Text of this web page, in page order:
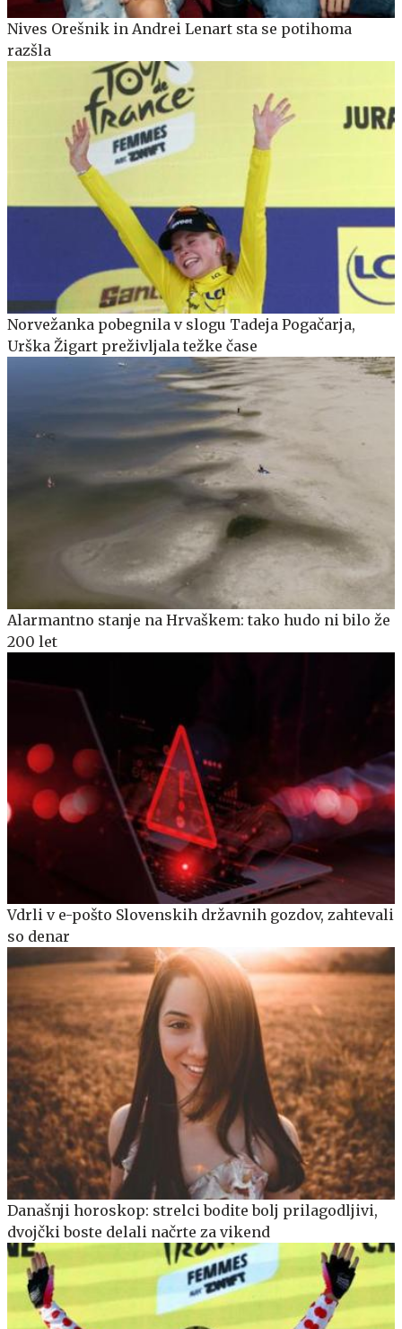
Nives Orešnik in Andrei Lenart sta se potihoma
razšla
Norvežanka pobegnila v slogu Tadeja Pogačarja,
Urška Žigart preživljala težke čase
Alarmantno stanje na Hrvaškem: tako hudo ni bilo že
200 let
Vdrli v e-pošto Slovenskih državnih gozdov, zahtevali
so denar
Današnji horoskop: strelci bodite bolj prilagodljivi,
dvojčki boste delali načrte za vikend